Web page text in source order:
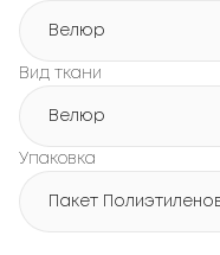
Велюр
Вид ткани
Велюр
Упаковка
Пакет